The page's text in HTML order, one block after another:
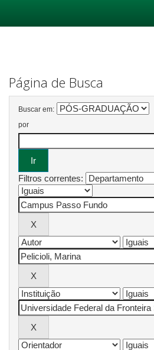
Página de Busca
Buscar em:
por
Filtros correntes: